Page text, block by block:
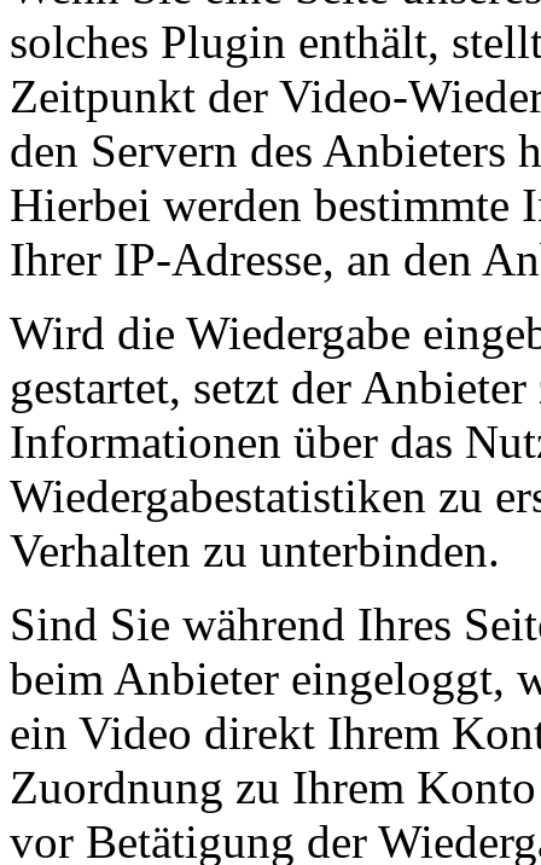
solches Plugin enthält,
Zeitpunkt der Video-
den Servern des Anbieters
Hierbei werden bestimmte
Ihrer IP-Adresse, an den
Wird die Wiedergabe
gestartet, setzt der
Informationen über das
Wiedergabestatistiken zu
Verhalten zu unterbinden.
Sind Sie während Ihres
beim Anbieter eingeloggt,
ein Video direkt Ihrem
Zuordnung zu Ihrem
vor Betätigung der